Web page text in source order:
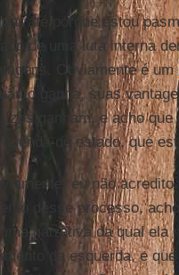
até porque estou
de uma luta interna
Obviamente é um
ganha, suas
ganham, e acho
do estado, que
eu não
desse processo,
uma narrativa da qual
da esquerda, e